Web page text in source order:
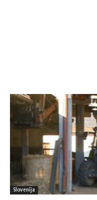
Slovenija